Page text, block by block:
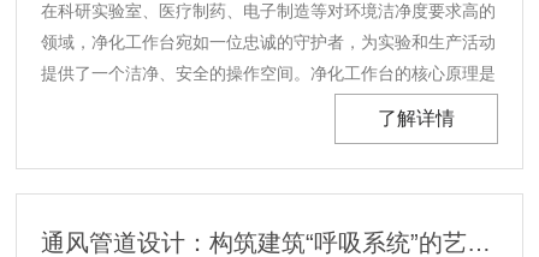
在科研实验室、医疗制药、电子制造等对环境洁净度要求高的
领域，净化工作台宛如一位忠诚的守护者，为实验和生产活动
提供了一个洁净、安全的操作空间。净化工作台的核心原理是
通过高效空气过滤器（HEPA）对空气进行过滤，去除空气中
式输送到工作区域，形成一个相对独立的洁净环境。这......
了解详情
通风管道设计：构筑建筑“呼吸系统”的艺术与科学